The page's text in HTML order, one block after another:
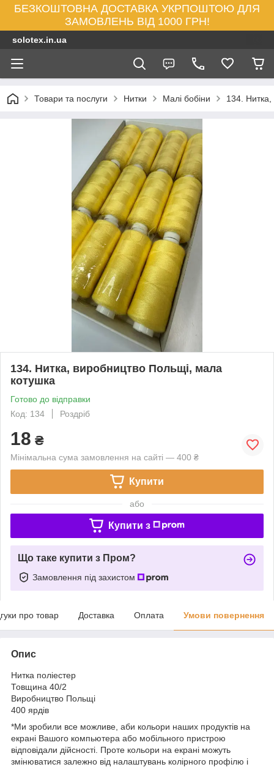
БЕЗКОШТОВНА ДОСТАВКА УКРПОШТОЮ ДЛЯ
ЗАМОВЛЕНЬ ВІД 1000 ГРН!
solotex.in.ua
Товари та послуги Нитки Малі бобіни 134.
134. Нитка, виробництво Польщі, мала
котушка
Готово до відправки
Код: 134
Роздріб
18 ₴
Мінімальна сума замовлення на сайті — 400 ₴
Купити
або
Купити з
Що таке купити з Пром?
Замовлення під захистом
про товар Доставка Оплата Умови повернення
Опис
Нитка поліестер
Товщина 40/2
Виробництво Польщі
400 ярдів
*Ми зробили все можливе, аби кольори наших продуктів на
екрані Вашого компьютера або мобільного пристрою
відповідали дійсності. Проте кольори на екрані можуть
змінюватися залежно від налаштувань колірного профілю і